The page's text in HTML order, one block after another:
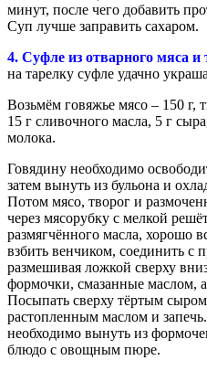
минут, после чего добавить
Суп лучше заправить сахаром.
4. Суфле из отварного мяса и
на тарелку суфле удачно
Возьмём говяжье мясо – 150 г,
15 г сливочного масла, 5 г
молока.
Говядину необходимо
затем вынуть из бульона и
Потом мясо, творог и
через мясорубку с мелкой
размягчённого масла, хорошо
взбить венчиком, соединить с
размешивая ложкой сверху
формочки, смазанные маслом,
Посыпать сверху тёртым
растопленным маслом и
необходимо вынуть из
блюдо с овощным пюре.